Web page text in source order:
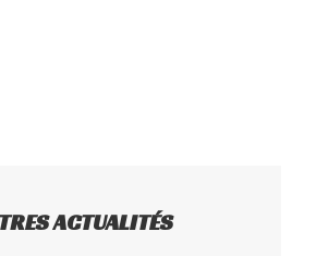
ACTUALITÉS